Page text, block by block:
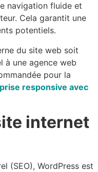
navigation fluide et
Cela garantit une
potentiels.
du site web soit
à une agence web
pour la
responsive avec
internet
(SEO), WordPress est